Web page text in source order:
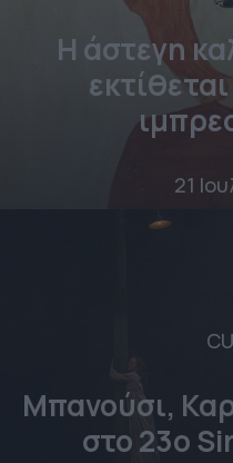
Η άστεγη
21
Μπανούσι,
στο 23o